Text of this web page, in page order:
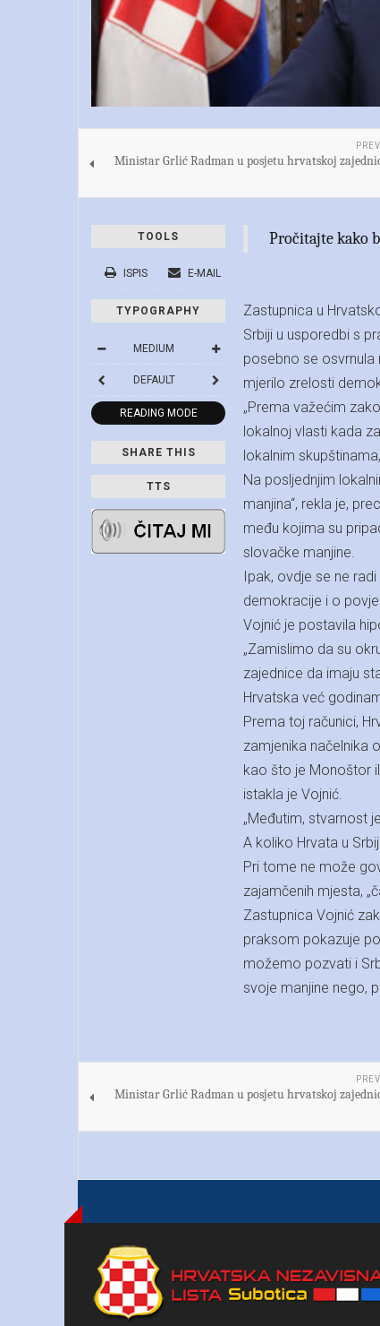
Ministar Grlić Radman u posjetu hrvatskoj
TOOLS
ISPIS E-MAIL
TYPOGRAPHY
MEDIUM
DEFAULT
READING MODE
SHARE THIS
TTS
Pročitajte kako
Zastupnica u
Srbiji u usporedbi s
posebno se osvrnula
mjerilo zrelosti
„Prema važećim
lokalnoj vlasti kada
lokalnim
Na posljednjim
manjina“, rekla je,
među kojima su
slovačke manjine.
Ipak, ovdje se ne
demokracije i o
Vojnić je postavila
„Zamislimo da su
zajednice da imaju
Hrvatska već
Prema toj računici,
zamjenika načelnika
kao što je Monoštor
istakla je Vojnić.
„Međutim, stvarnost
A koliko Hrvata u
Pri tome ne može
zajamčenih mjesta,
Zastupnica Vojnić
praksom pokazuje
možemo pozvati i
svoje manjine nego,
Ministar Grlić Radman u posjetu hrvatskoj